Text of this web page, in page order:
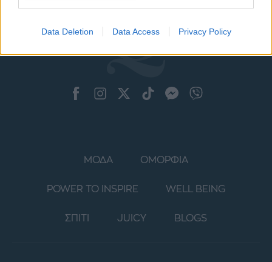
Data Deletion Data Access Privacy Policy
ΜΟΔΑ ΟΜΟΡΦΙΑ
POWER TO INSPIRE WELL BEING
ΣΠΙΤΙ JUICY BLOGS